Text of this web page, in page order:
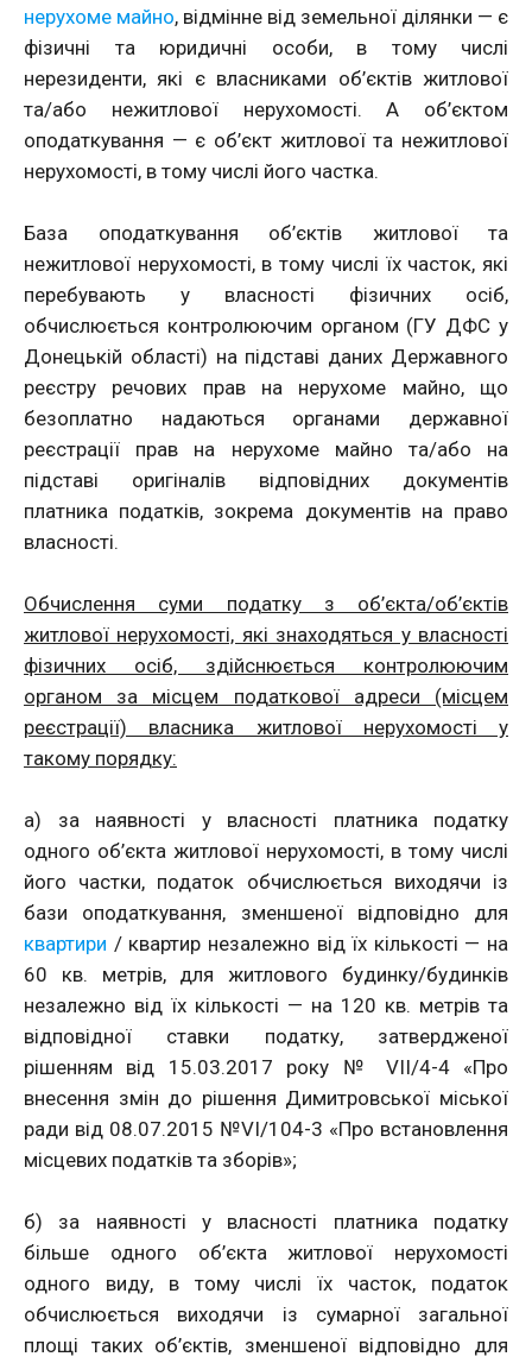
нерухоме майно, відмінне від земельної ділянки — є
фізичні та юридичні особи, в тому числі
нерезиденти, які є власниками об’єктів житлової
та/або нежитлової нерухомості. А об’єктом
оподаткування — є об’єкт житлової та нежитлової
нерухомості, в тому числі його частка.
База оподаткування об’єктів житлової та
нежитлової нерухомості, в тому числі їх часток, які
перебувають у власності фізичних осіб,
обчислюється контролюючим органом (ГУ ДФС у
Донецькій області) на підставі даних Державного
реєстру речових прав на нерухоме майно, що
безоплатно надаються органами державної
реєстрації прав на нерухоме майно та/або на
підставі оригіналів відповідних документів
платника податків, зокрема документів на право
власності.
Обчислення суми податку з об’єкта/об’єктів
житлової нерухомості, які знаходяться у власності
фізичних осіб, здійснюється контролюючим
органом за місцем податкової адреси (місцем
реєстрації) власника житлової нерухомості у
такому порядку:
а) за наявності у власності платника податку
одного об’єкта житлової нерухомості, в тому числі
його частки, податок обчислюється виходячи із
бази оподаткування, зменшеної відповідно для
квартири / квартир незалежно від їх кількості — на
60 кв. метрів, для житлового будинку/будинків
незалежно від їх кількості — на 120 кв. метрів та
відповідної ставки податку, затвердженої
рішенням від 15.03.2017 року № VII/4-4 «Про
внесення змін до рішення Димитровської міської
ради від 08.07.2015 №VI/104-3 «Про встановлення
місцевих податків та зборів»;
б) за наявності у власності платника податку
більше одного об’єкта житлової нерухомості
одного виду, в тому числі їх часток, податок
обчислюється виходячи із сумарної загальної
площі таких об’єктів, зменшеної відповідно для